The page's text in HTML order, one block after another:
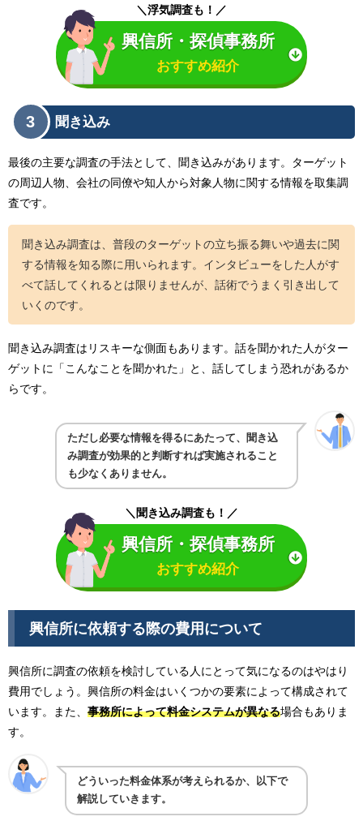
＼浮気調査も！／
興信所・探偵事務所
おすすめ紹介
3 聞き込み
最後の主要な調査の手法として、聞き込みがあります。ターゲット
の周辺人物、会社の同僚や知人から対象人物に関する情報を取集調
査です。
聞き込み調査は、普段のターゲットの立ち振る舞いや過去に関
する情報を知る際に用いられます。インタビューをした人がす
べて話してくれるとは限りませんが、話術でうまく引き出して
いくのです。
聞き込み調査はリスキーな側面もあります。話を聞かれた人がター
ゲットに「こんなことを聞かれた」と、話してしまう恐れがあるか
らです。
ただし必要な情報を得るにあたって、聞き込
み調査が効果的と判断すれば実施されること
も少なくありません。
＼聞き込み調査も！／
興信所・探偵事務所
おすすめ紹介
興信所に依頼する際の費用について
興信所に調査の依頼を検討している人にとって気になるのはやはり
費用でしょう。興信所の料金はいくつかの要素によって構成されて
います。また、 事務所によって料金システムが異なる場合もありま
す。
どういった料金体系が考えられるか、以下で
解説していきます。